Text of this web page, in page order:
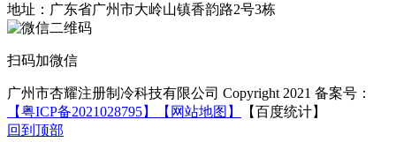
地址：广东省广州市大岭山镇香韵路2号3栋
扫码加微信
广州市杏耀注册制冷科技有限公司 Copyright 2021 备案号：
【粤ICP备2021028795】
【网站地图】
【百度统计】
回到顶部